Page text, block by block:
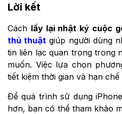
Lời kết
Cách lấy lại nhật ký cuộc
thủ thuật giúp người dùng
tin liên lạc quan trọng trong
muốn. Việc lựa chọn
tiết kiệm thời gian và hạn
Để quá trình sử dụng
hơn, bạn có thể tham khảo